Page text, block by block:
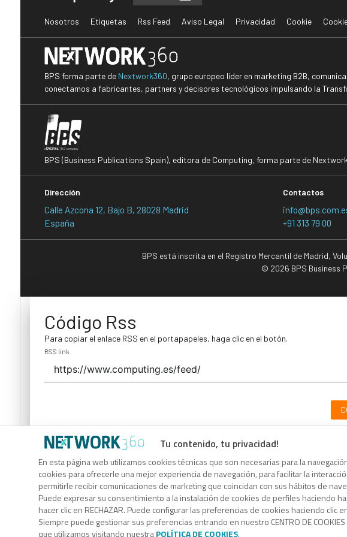
Tu contenido, tu privacidad!
En esta página web utilizamos cookies técnicas que son necesarias para la
cookies para ofrecerle una mejor experiencia de navegación, para facilitar la
permitirle recibir comunicaciones de marketing que coincidan con sus hábitos de
Puede expresar su consentimiento a la instalación de cookies de perfiles haciendo
hacer clic en RECHAZAR. Puede configurar las preferencias de cookies haciendo clic en
Siempre puede gestionar sus preferencias entrando en nuestro CENTRO DE
que utilizamos visitando nuestraPOLÍTICA DE COOKIES.
Nosotros Etiquetas Rss Feed Aviso Legal Privacidad Cookie
BPS forma parte de Nextwork360, grupo europeo líder en marketing B2B,
conectamos a fabricantes, partners y decisores tecnológicos impulsando la
BPS (Business Publications Spain), editora de Computing, forma parte de
Dirección
Calle Azcona 12, Bajo B, 28028 Madrid
España
Contactos
+91 313 79 00
BPS está inscrita en el Registro Mercantil de Madrid,
© 2026 BPS Business
Código Rss
Para copiar el enlace RSS en el portapapeles, haga clic en el botón.
RSS link
Código Rss
Para copiar el enlace RSS en el portapapeles, haga clic en el botón.